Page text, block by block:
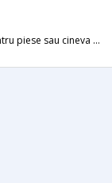
Scuterul nu mai porneste, il vand pentru piese sau cineva care vrea sail repare. Carenele nu sunt sparte cat timp a fost la mine a mers fara